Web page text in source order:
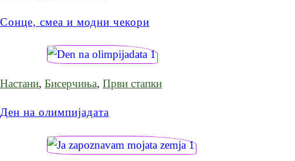
Сонце, смеа и модни чекори
Настани, Бисерчиња, Први стапки
Ден на олимпијадата